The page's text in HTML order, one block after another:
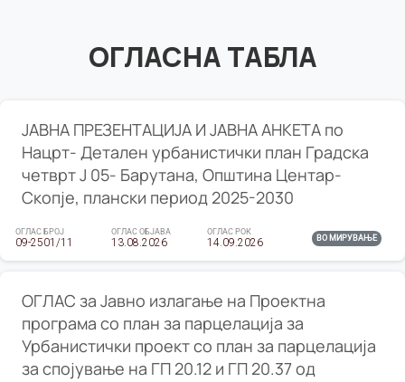
ОГЛАСНА ТАБЛА
ЈАВНА ПРЕЗЕНТАЦИЈА И ЈАВНА АНКЕТА по
Нацрт- Детален урбанистички план Градска
четврт Ј 05- Барутана, Општина Центар-
Скопје, плански период 2025-2030
ОГЛАС БРОЈ
09-2501/11
ОГЛАС ОБЈАВА
13.08.2026
ОГЛАС РОК
14.09.2026 ВО МИРУВАЊЕ
ОГЛАС за Јавно излагање на Проектна
програма со план за парцелација за
Урбанистички проект со план за парцелација
за спојување на ГП 20.12 и ГП 20.37 од